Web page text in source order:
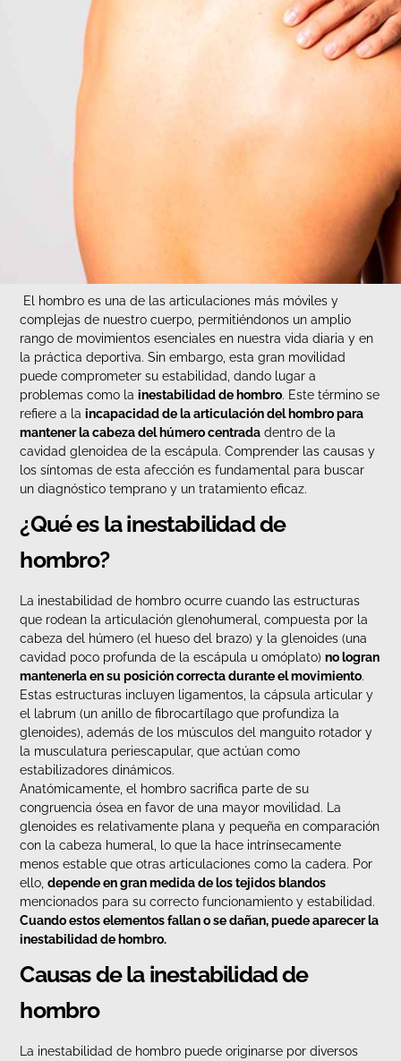
El hombro es una de las articulaciones más móviles y
complejas de nuestro cuerpo, permitiéndonos un amplio
rango de movimientos esenciales en nuestra vida diaria y en
la práctica deportiva. Sin embargo, esta gran movilidad
puede comprometer su estabilidad, dando lugar a
problemas como lainestabilidad de hombro. Este término se
refiere a laincapacidad de la articulación del hombro para
mantener la cabeza del húmero centrada dentro de la
cavidad glenoidea de la escápula. Comprender las causas y
los síntomas de esta afección es fundamental para buscar
un diagnóstico temprano y un tratamiento eficaz.
¿Qué es la inestabilidad de
hombro?
La inestabilidad de hombro ocurre cuando las estructuras
que rodean la articulación glenohumeral, compuesta por la
cabeza del húmero (el hueso del brazo) y la glenoides (una
cavidad poco profunda de la escápula u omóplato)no logran
mantenerla en su posición correcta durante el movimiento.
Estas estructuras incluyen ligamentos, la cápsula articular y
el labrum (un anillo de fibrocartílago que profundiza la
glenoides), además de los músculos del manguito rotador y
la musculatura periescapular, que actúan como
estabilizadores dinámicos.
Anatómicamente, el hombro sacrifica parte de su
congruencia ósea en favor de una mayor movilidad. La
glenoides es relativamente plana y pequeña en comparación
con la cabeza humeral, lo que la hace intrínsecamente
menos estable que otras articulaciones como la cadera. Por
ello,depende en gran medida de los tejidos blandos
mencionados para su correcto funcionamiento y estabilidad.
Cuando estos elementos fallan o se dañan, puede aparecer la
inestabilidad de hombro.
Causas de la inestabilidad de
hombro
La inestabilidad de hombro puede originarse por diversos